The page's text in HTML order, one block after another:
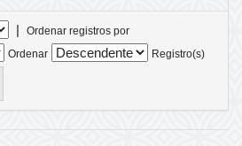
|
Ordenar registros por
Ordenar
Registro(s)